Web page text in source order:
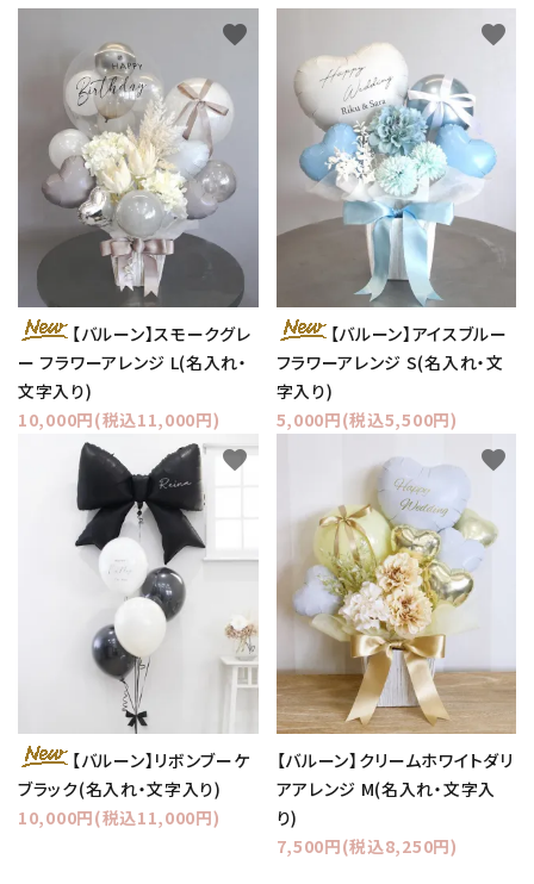
【バルーン】スモークグレ
ー フラワーアレンジ L(名入れ・
文字入り)
10,000円(税込11,000円)
favorite
【バルーン】アイスブルー
フラワーアレンジ S(名入れ・文
字入り)
5,000円(税込5,500円)
favorite
【バルーン】リボンブーケ
ブラック(名入れ・文字入り)
10,000円(税込11,000円)
favorite
【バルーン】クリームホワイトダリ
アアレンジ M(名入れ・文字入
り)
7,500円(税込8,250円)
favorite